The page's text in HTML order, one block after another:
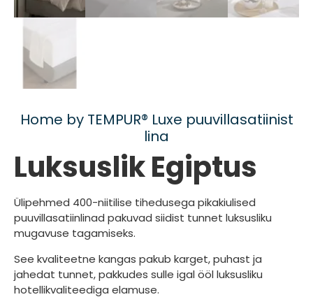
Home by TEMPUR® Luxe puuvillasatiinist
lina
Luksuslik Egiptus
Ülipehmed 400-niitilise tihedusega pikakiulised
puuvillasatiinlinad pakuvad siidist tunnet luksusliku
mugavuse tagamiseks.
See kvaliteetne kangas pakub karget, puhast ja
jahedat tunnet, pakkudes sulle igal ööl luksusliku
hotellikvaliteediga elamuse.